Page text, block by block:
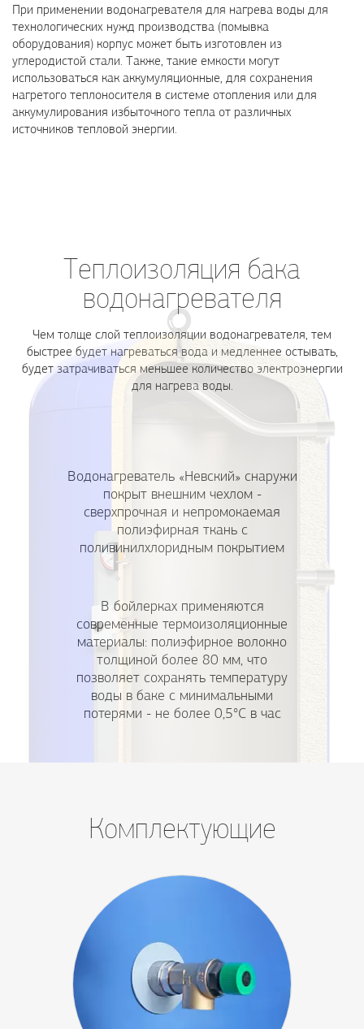
При применении водонагревателя для нагрева воды для
технологических нужд производства (помывка
оборудования) корпус может быть изготовлен из
углеродистой стали. Также, такие емкости могут
использоваться как аккумуляционные, для сохранения
нагретого теплоносителя в системе отопления или для
аккумулирования избыточного тепла от различных
источников тепловой энергии.
Теплоизоляция бака
водонагревателя
Чем толще слой теплоизоляции водонагревателя, тем
быстрее будет нагреваться вода и медленнее остывать,
будет затрачиваться меньшее количество электроэнергии
для нагрева воды.
Водонагреватель «Невский» снаружи
покрыт внешним чехлом -
сверхпрочная и непромокаемая
полиэфирная ткань с
поливинилхлоридным покрытием
В бойлерках применяются
современные термоизоляционные
материалы: полиэфирное волокно
толщиной более 80 мм, что
позволяет сохранять температуру
воды в баке с минимальными
потерями - не более 0,5°С в час
Комплектующие